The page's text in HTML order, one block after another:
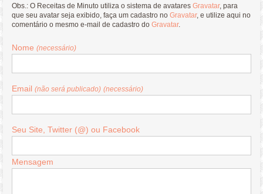
Obs.: O Receitas de Minuto utiliza o sistema de avataresGravatar, para
que seu avatar seja exibido, faça um cadastro noGravatar, e utilize aqui no
comentário o mesmo e-mail de cadastro doGravatar.
Nome(necessário)
Email(não será publicado) (necessário)
Seu Site, Twitter (@) ou Facebook
Mensagem